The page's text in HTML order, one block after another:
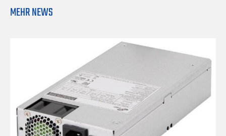
MEHR NEWS